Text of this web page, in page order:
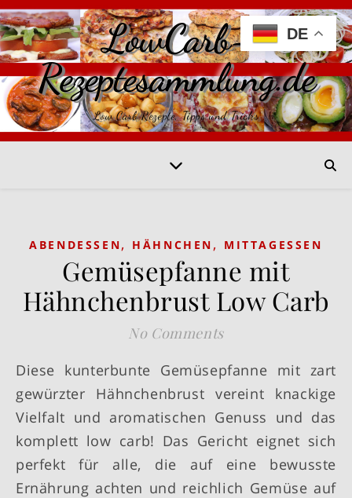
LowCarb-
Rezeptesammlung.de
Low Carb Rezepte, Tipps und Tricks
ABENDESSEN, HÄHNCHEN , MITTAGESSEN
Gemüsepfanne mit
Hähnchenbrust Low Carb
No Comments
Diese kunterbunte Gemüsepfanne mit zart
gewürzter Hähnchenbrust vereint knackige
Vielfalt und aromatischen Genuss und das
komplett low carb! Das Gericht eignet sich
perfekt für alle, die auf eine bewusste
Ernährung achten und reichlich Gemüse auf
DE